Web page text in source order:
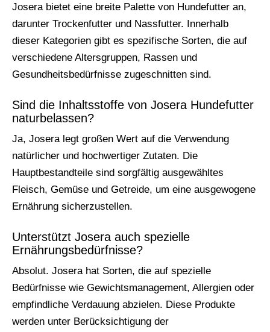
Josera bietet eine breite Palette von Hundefutter an,
darunter Trockenfutter und Nassfutter. Innerhalb
dieser Kategorien gibt es spezifische Sorten, die auf
verschiedene Altersgruppen, Rassen und
Gesundheitsbedürfnisse zugeschnitten sind.
Sind die Inhaltsstoffe von Josera Hundefutter
naturbelassen?
Ja, Josera legt großen Wert auf die Verwendung
natürlicher und hochwertiger Zutaten. Die
Hauptbestandteile sind sorgfältig ausgewähltes
Fleisch, Gemüse und Getreide, um eine ausgewogene
Ernährung sicherzustellen.
Unterstützt Josera auch spezielle
Ernährungsbedürfnisse?
Absolut. Josera hat Sorten, die auf spezielle
Bedürfnisse wie Gewichtsmanagement, Allergien oder
empfindliche Verdauung abzielen. Diese Produkte
werden unter Berücksichtigung der